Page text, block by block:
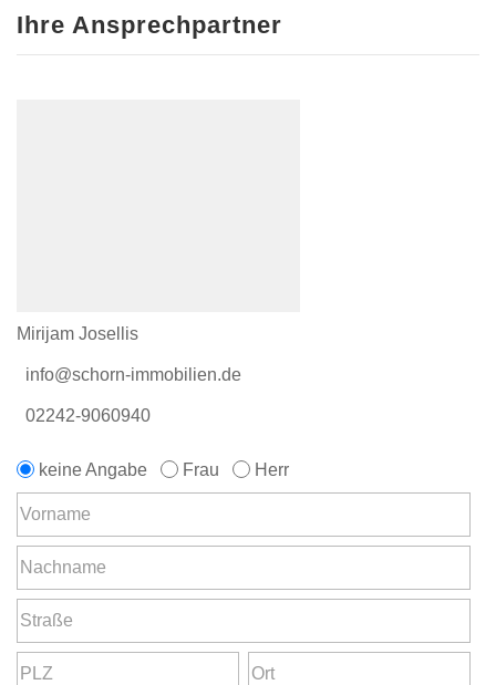
Ihre Ansprechpartner
Mirijam Josellis
info@schorn-immobilien.de
02242-9060940
keine Angabe Frau Herr